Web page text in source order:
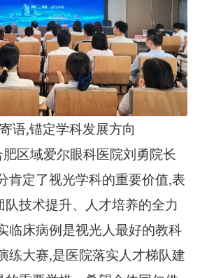
语,锚定学科发展方向
区域爱尔眼科医院刘勇院长
肯定了视光学科的重要价值,表
技术提升、人才培养的全力
临床病例是视光人最好的教科
练大赛,是医院落实人才梯队建